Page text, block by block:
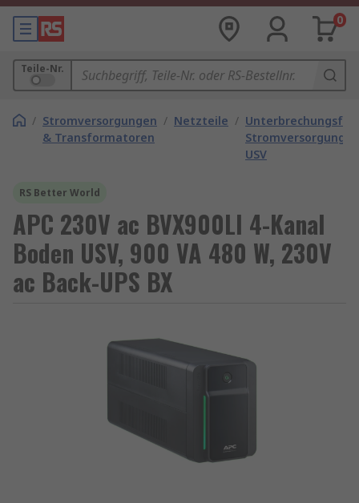
0
Teile-Nr.
/ Stromversorgungen
& Transformatoren
/ Netzteile /
Stromversorgungen
USV
RS Better World
APC 230V ac BVX900LI 4-Kanal
Boden USV, 900 VA 480 W, 230V
ac Back-UPS BX